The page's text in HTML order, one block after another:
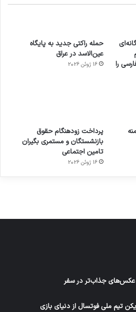
را
حمله راکتی جدید به پایگاه
عین‌الاسد در عراق
16 ژوئن 2026
پرداخت زودهنگام حقوق
بازنشستگان و مستمری بگیران
تامین اجتماعی
16 ژوئن 2026
ساعت
هوشمند
با طعم
توسط
ژاکت
در
های
2023
توسط
تیم ملی فوتسال از دنیای بازی